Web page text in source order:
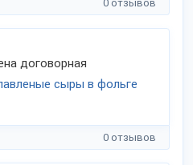
0 отзывов
договорная
сыры в фольге
0 отзывов